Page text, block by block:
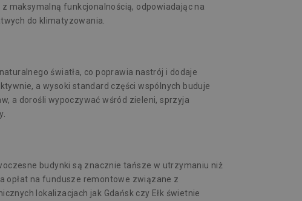
maksymalną funkcjonalnością, odpowiadając na
do klimatyzowania.
światła, co poprawia nastrój i dodaje
a wysoki standard części wspólnych buduje
a dorośli wypoczywać wśród zieleni, sprzyja
budynki są znacznie tańsze w utrzymaniu niż
opłat na fundusze remontowe związane z
lokalizacjach jak Gdańsk czy Ełk świetnie